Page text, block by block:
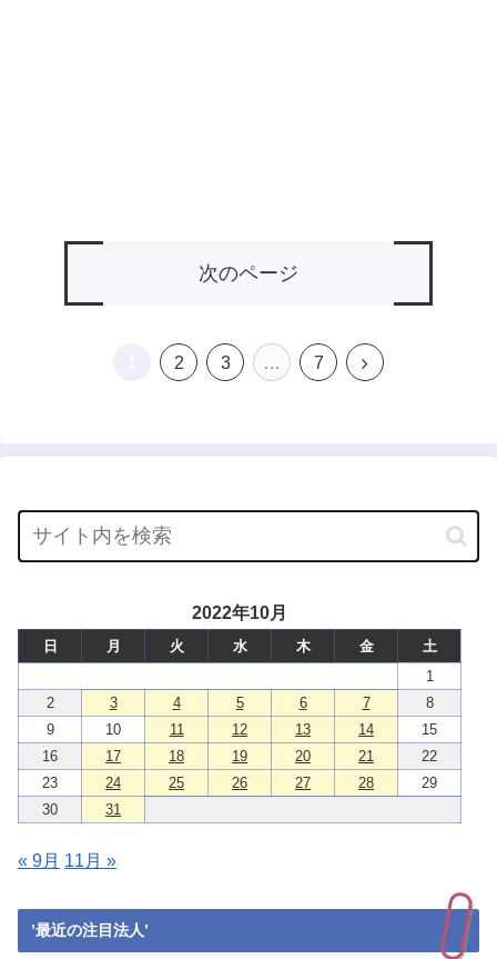
次のページ
2 3 … 7
次
2022年10月
日 月 火 水 木 金
土
1
2
3 4 5 6 7
8
9
10 11 12 13 14
15
16
17 18 19 20 21
22
23
24 25 26 27 28
29
30
31
« 9月 11月 »
’最近の注目法人’